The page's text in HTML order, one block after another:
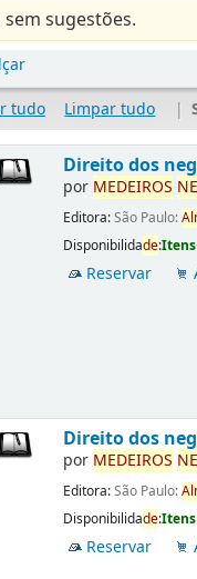
sem sugestões.
tudo
Limpar tudo |
Direito dos
por MEDEIROS
Editora:São Paulo:
Disponibilidade:
Reservar
Direito dos
por MEDEIROS
Editora:São Paulo:
Disponibilidade:
Reservar